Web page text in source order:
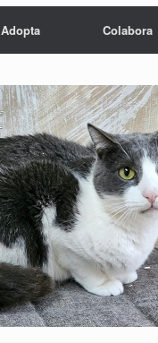
Adopta Colabora